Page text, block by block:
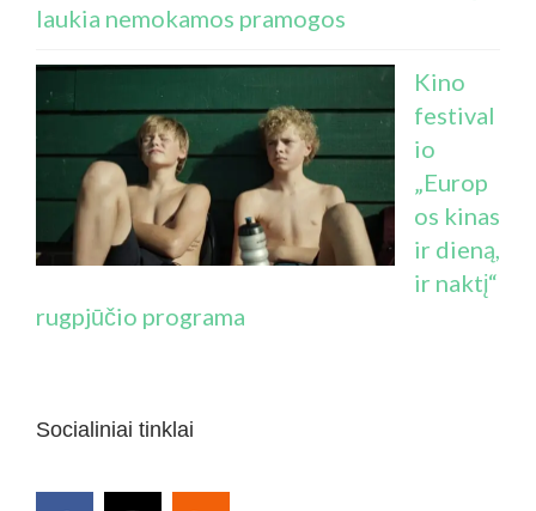
laukia nemokamos pramogos
Kino
festival
io
„Europ
os kinas
ir dieną,
ir naktį“
rugpjūčio programa
Socialiniai tinklai